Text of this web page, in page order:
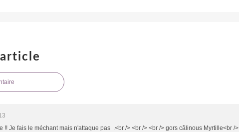
!! Je fais le méchant mais n'attaque pas .<br /> <br /> <br /> gors câlinous Myrtille<br />